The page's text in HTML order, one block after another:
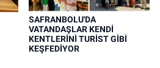
SAFRANBOLU'DA
VATANDAŞLAR KENDİ
KENTLERİNİ TURİST GİBİ
KEŞFEDİYOR